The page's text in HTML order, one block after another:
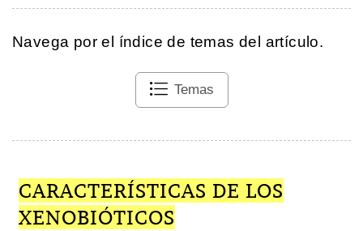
Navega por el índice de temas del artículo.
Temas
CARACTERÍSTICAS DE LOS
XENOBIÓTICOS